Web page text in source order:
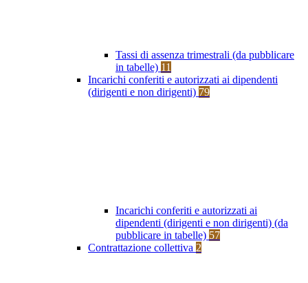
Tassi di assenza trimestrali (da pubblicare
in tabelle) 11
Incarichi conferiti e autorizzati ai dipendenti
(dirigenti e non dirigenti) 79
Incarichi conferiti e autorizzati ai
dipendenti (dirigenti e non dirigenti) (da
pubblicare in tabelle) 57
Contrattazione collettiva 2